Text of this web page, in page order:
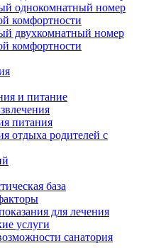
однокомнатный номер
комфортности
двухкомнатный номер
комфортности
и питание
питания
отдыха родителей с
база
для лечения
услуги
санатория